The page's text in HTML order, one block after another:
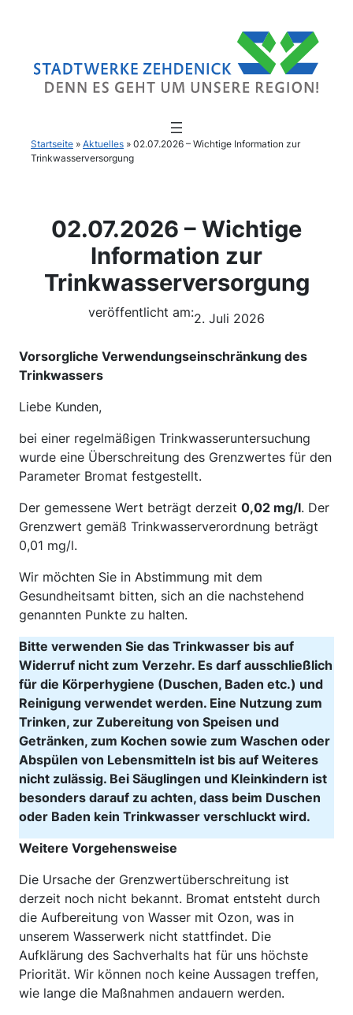
Startseite » Aktuelles » 02.07.2026 – Wichtige Information zur
Trinkwasserversorgung
02.07.2026 – Wichtige
Information zur
Trinkwasserversorgung
veröffentlicht am:2. Juli 2026
Vorsorgliche Verwendungseinschränkung des
Trinkwassers
Liebe Kunden,
bei einer regelmäßigen Trinkwasseruntersuchung
wurde eine Überschreitung des Grenzwertes für den
Parameter Bromat festgestellt.
Der gemessene Wert beträgt derzeit 0,02 mg/l. Der
Grenzwert gemäß Trinkwasserverordnung beträgt
0,01 mg/l.
Wir möchten Sie in Abstimmung mit dem
Gesundheitsamt bitten, sich an die nachstehend
genannten Punkte zu halten.
Bitte verwenden Sie das Trinkwasser bis auf
Widerruf nicht zum Verzehr. Es darf ausschließlich
für die Körperhygiene (Duschen, Baden etc.) und
Reinigung verwendet werden. Eine Nutzung zum
Trinken, zur Zubereitung von Speisen und
Getränken, zum Kochen sowie zum Waschen oder
Abspülen von Lebensmitteln ist bis auf Weiteres
nicht zulässig. Bei Säuglingen und Kleinkindern ist
besonders darauf zu achten, dass beim Duschen
oder Baden kein Trinkwasser verschluckt wird.
Weitere Vorgehensweise
Die Ursache der Grenzwertüberschreitung ist
derzeit noch nicht bekannt. Bromat entsteht durch
die Aufbereitung von Wasser mit Ozon, was in
unserem Wasserwerk nicht stattfindet. Die
Aufklärung des Sachverhalts hat für uns höchste
Priorität. Wir können noch keine Aussagen treffen,
wie lange die Maßnahmen andauern werden.